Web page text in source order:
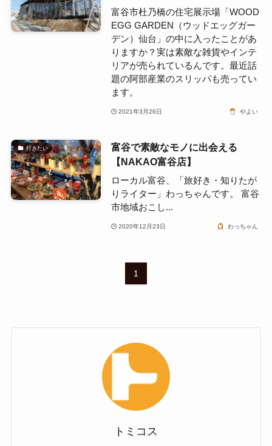
富谷市杜乃橋の住宅展示場「WOOD
EGG GARDEN（ウッドエッグガー
デン）仙台」の中に入ったことがあ
りますか？実は素敵な雑貨やインテ
リアが売られているんです。最近話
題の阿部産業のスリッパも売ってい
ます。
2021年3月26日 やよい
行きたい
富谷で素敵なモノに出会える
【NAKAO富谷店】
ローカル富谷、「旅好き・知りたが
りライター」わっちゃんです。 富谷
市地域おこし...
2020年12月23日 わっちゃん
1
トミコス